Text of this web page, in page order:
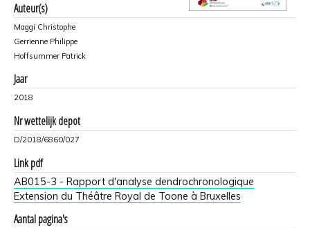
Auteur(s)
Maggi Christophe
Gerrienne Philippe
Hoffsummer Patrick
Jaar
2018
Nr wettelijk depot
D/2018/6860/027
Link pdf
AB015-3 - Rapport d'analyse dendrochronologique
Extension du Théâtre Royal de Toone à Bruxelles
Aantal pagina's